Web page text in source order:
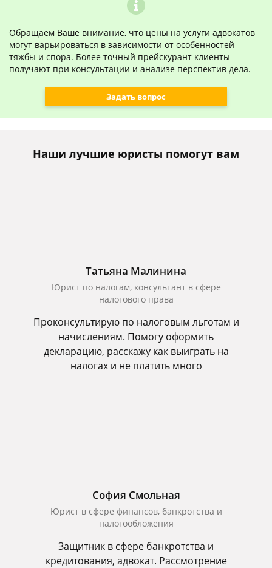
Обращаем Ваше внимание, что цены на услуги адвокатов
могут варьироваться в зависимости от особенностей
тяжбы и спора. Более точный прейскурант клиенты
получают при консультации и анализе перспектив дела.
Задать вопрос
Наши лучшие юристы помогут вам
Татьяна Малинина
Юрист по налогам, консультант в сфере
налогового права
Проконсультирую по налоговым льготам и
начислениям. Помогу оформить
декларацию, расскажу как выиграть на
налогах и не платить много
София Смольная
Юрист в сфере финансов, банкротства и
налогообложения
Защитник в сфере банкротства и
кредитования, адвокат. Рассмотрение